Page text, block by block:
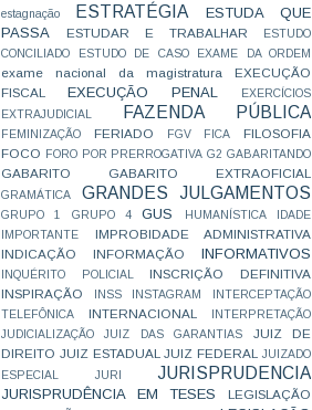
estagnação
ESTRATÉGIA
ESTUDA QUE
PASSA
ESTUDAR E TRABALHAR
ESTUDO
CONCILIADO
ESTUDO DE CASO EXAME DA ORDEM
exame nacional da magistratura
EXECUÇÃO
FISCAL
EXECUÇÃO PENAL
EXERCÍCIOS
EXTRAJUDICIAL
FAZENDA PÚBLICA
FEMINIZAÇÃO FERIADO FGV FICA
FILOSOFIA
FOCO
FORO POR PRERROGATIVA G2 GABARITANDO
GABARITO GABARITO EXTRAOFICIAL
GRAMÁTICA GRANDES JULGAMENTOS
GRUPO 1 GRUPO 4 GUS HUMANÍSTICA
IDADE
IMPORTANTE
IMPROBIDADE ADMINISTRATIVA
INDICAÇÃO
INFORMAÇÃO INFORMATIVOS
INQUÉRITO POLICIAL
INSCRIÇÃO DEFINITIVA
INSPIRAÇÃO
INSS INSTAGRAM
INTERCEPTAÇÃO
TELEFÔNICA
INTERNACIONAL
INTERPRETAÇÃO
JUDICIALIZAÇÃO
JUIZ DAS GARANTIAS
JUIZ DE
DIREITO JUIZ ESTADUAL JUIZ FEDERAL
JUIZADO
ESPECIAL
JURI JURISPRUDENCIA
JURISPRUDÊNCIA EM TESES
LEGISLAÇÃO